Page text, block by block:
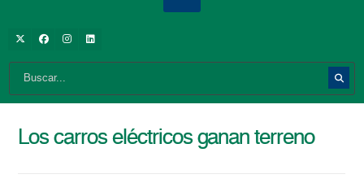
Los carros eléctricos ganan terreno